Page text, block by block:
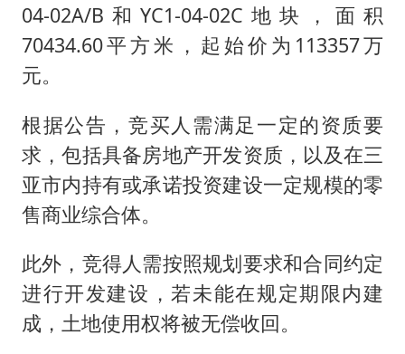
04-02A/B和YC1-04-02C地块，面积
70434.60平方米，起始价为113357万
元。
根据公告，竞买人需满足一定的资质要
求，包括具备房地产开发资质，以及在三
亚市内持有或承诺投资建设一定规模的零
售商业综合体。
此外，竞得人需按照规划要求和合同约定
进行开发建设，若未能在规定期限内建
成，土地使用权将被无偿收回。